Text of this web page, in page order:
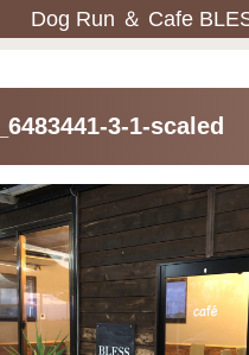
Dog Run ＆ Cafe
3-1-scaled